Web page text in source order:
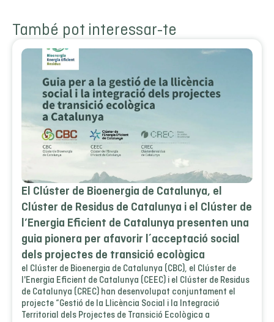
També pot interessar-te
El Clúster de Bioenergia de Catalunya, el
Clúster de Residus de Catalunya i el Clúster de
l’Energia Eficient de Catalunya presenten una
guia pionera per afavorir l´acceptació social
dels projectes de transició ecològica
el Clúster de Bioenergia de Catalunya (CBC), el Clúster de
l'Energia Eficient de Catalunya (CEEC) i el Clúster de Residus
de Catalunya (CREC) han desenvolupat conjuntament el
projecte “Gestió de la Llicència Social i la Integració
Territorial dels Projectes de Transició Ecològica a